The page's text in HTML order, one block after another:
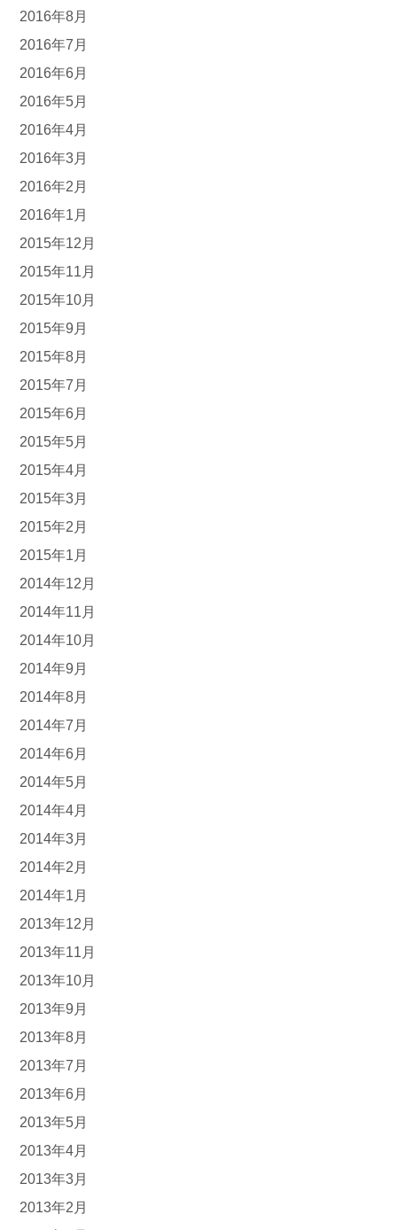
2016年8月
2016年7月
2016年6月
2016年5月
2016年4月
2016年3月
2016年2月
2016年1月
2015年12月
2015年11月
2015年10月
2015年9月
2015年8月
2015年7月
2015年6月
2015年5月
2015年4月
2015年3月
2015年2月
2015年1月
2014年12月
2014年11月
2014年10月
2014年9月
2014年8月
2014年7月
2014年6月
2014年5月
2014年4月
2014年3月
2014年2月
2014年1月
2013年12月
2013年11月
2013年10月
2013年9月
2013年8月
2013年7月
2013年6月
2013年5月
2013年4月
2013年3月
2013年2月